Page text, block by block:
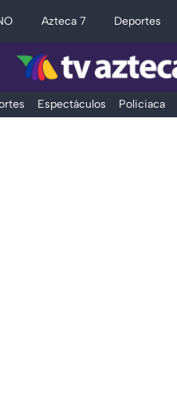
Azteca 7 Deportes
Espectáculos Policiaca